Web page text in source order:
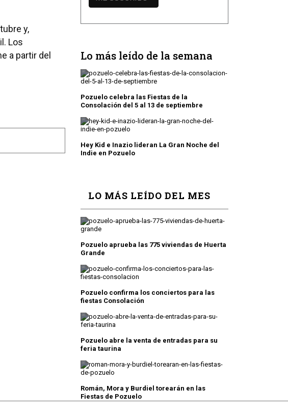
y,
Los
a partir del
A LOS JÓVENES DE POZUELO
LOS JÓVENES DE POZUELO CELEBRAN EN EL CUBO EL FIN
Lo más leído de la semana
Pozuelo celebra las Fiestas de la
Consolación del 5 al 13 de septiembre
Hey Kid e Inazio lideran La Gran Noche del
Indie en Pozuelo
LO MÁS LEÍDO DEL MES
Pozuelo aprueba las 775 viviendas de Huerta
Grande
Pozuelo confirma los conciertos para las
fiestas Consolación
Pozuelo abre la venta de entradas para su
feria taurina
Román, Mora y Burdiel torearán en las
Fiestas de Pozuelo